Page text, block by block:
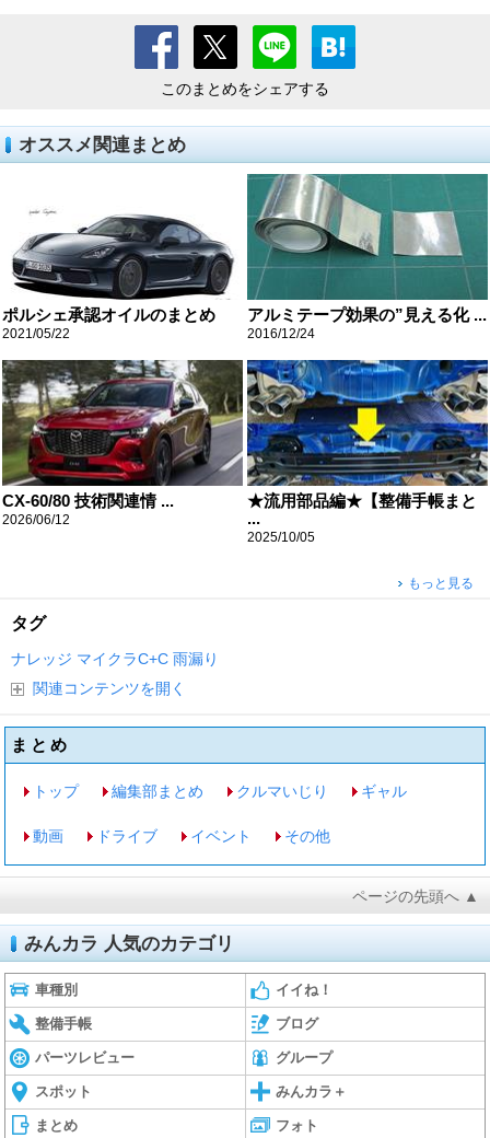
このまとめをシェアする
オススメ関連まとめ
ポルシェ承認オイルのまとめ
2021/05/22
アルミテープ効果の”見える化 ...
2016/12/24
CX-60/80 技術関連情 ...
2026/06/12
★流用部品編★【整備手帳まと
...
2025/10/05
もっと見る
タグ
ナレッジ マイクラC+C 雨漏り
関連コンテンツを開く
まとめ
トップ 編集部まとめ クルマいじり ギャル
動画 ドライブ イベント その他
ページの先頭へ ▲
みんカラ 人気のカテゴリ
車種別 イイね！
整備手帳 ブログ
パーツレビュー グループ
スポット みんカラ＋
まとめ フォト